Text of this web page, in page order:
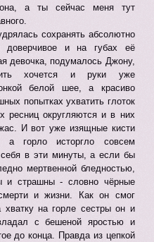
а ты сейчас меня тут
сохранять абсолютно
доверчивое и на губах её
девочка, подумалось Джону,
хочется и руки уже
белой шее, а красиво
попытках ухватить глоток
ресниц округляются и в них
И вот уже изящные кисти
а горло исторгло совсем
в эти минуты, а если бы
мертвенной бледностью,
и страшны - словно чёрные
и жизни. Как он смог
хватку на горле сестры он и
с бешеной яростью и
до конца. Правда из цепкой